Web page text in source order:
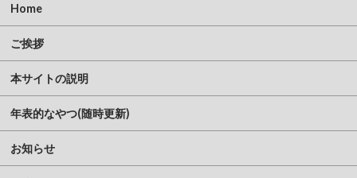
Home
ご挨拶
本サイトの説明
年表的なやつ(随時更新)
お知らせ